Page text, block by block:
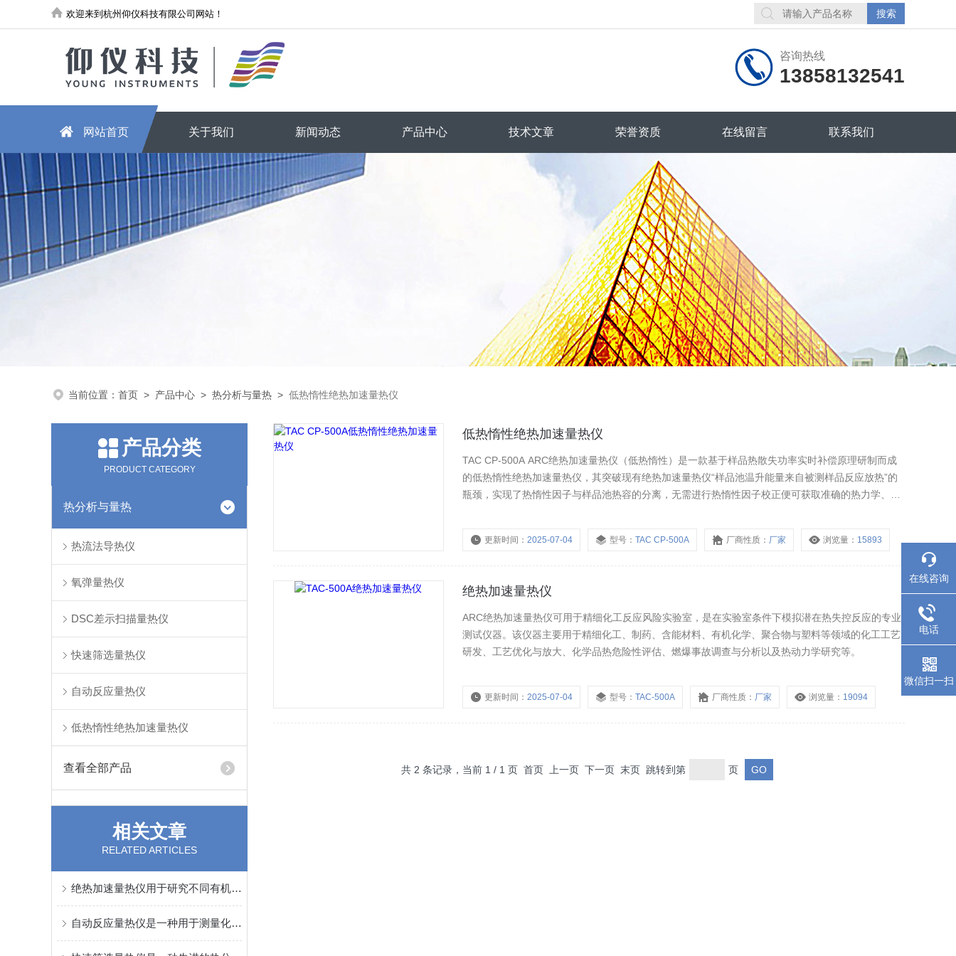
欢迎来到杭州仰仪科技有限公司网站！
咨询热线
13858132541
网站首页 关于我们 新闻动态 产品中心 技术文章 荣誉资质 在线留言 联系我们
当前位置： 首页 > 产品中心 > 热分析与量热 > 低热惰性绝热加速量热仪
产品分类
PRODUCT CATEGORY
热分析与量热
热流法导热仪
氧弹量热仪
DSC差示扫描量热仪
快速筛选量热仪
自动反应量热仪
低热惰性绝热加速量热仪
查看全部产品
相关文章
RELATED ARTICLES
绝热加速量热仪用于研究不同有机溶剂对硝化工艺危害和反应选择性的影响
自动反应量热仪是一种用于测量化学反应过程中放热或吸热量的仪器
低热惰性绝热加速量热仪
TAC CP-500A ARC绝热加速量热仪（低热惰性）是一款基于样品热散失功率实时补偿原理研制而成
的低热惰性绝热加速量热仪，其突破现有绝热加速量热仪“样品池温升能量来自被测样品反应放热”的
瓶颈，实现了热惰性因子与样品池热容的分离，无需进行热惰性因子校正便可获取准确的热力学、动
更新时间：2025-07-04 型号：TAC CP-500A 厂商性质： 厂家 浏览量： 15893
绝热加速量热仪
ARC绝热加速量热仪可用于精细化工反应风险实验室，是在实验室条件下模拟潜在热失控反应的专业
测试仪器。该仪器主要用于精细化工、制药、含能材料、有机化学、聚合物与塑料等领域的化工工艺
研发、工艺优化与放大、化学品热危险性评估、燃爆事故调查与分析以及热动力学研究等。
更新时间：2025-07-04 型号：TAC-500A 厂商性质： 厂家 浏览量： 19094
共 2 条记录，当前 1 / 1 页 首页 上一页 下一页 末页 跳转到第 页
在线咨询
电话
微信扫一扫